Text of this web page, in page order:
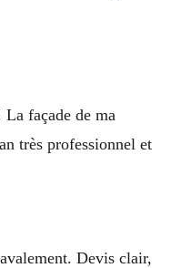
façade de ma
très professionnel et
Devis clair,